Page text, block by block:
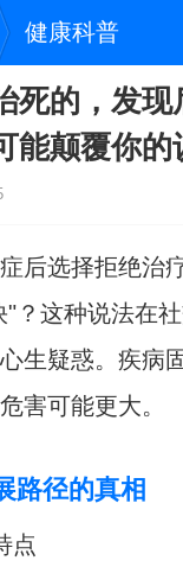
健康科普
死的，发现
能颠覆你的
后选择拒绝治
？这种说法在
生疑惑。疾病
害可能更大。
路径的真相
点